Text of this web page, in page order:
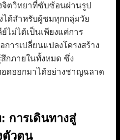
จิตวิทยาที่ซับซ้อนผ่านรูป
ได้สำหรับผู้ชมทุกกลุ่มวัย
ไม่ได้เป็นเพียงแค่การ
การเปลี่ยนแปลงโครงสร้าง
กภายในทั้งหมด ซึ่ง
ดออกมาได้อย่างชาญฉลาด
การเดินทางสู่
ตัวตน